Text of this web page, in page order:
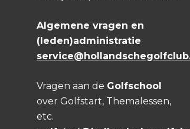
Algemene vragen en
(leden)administratie
Vragen aan de Golfschool
over Golfstart, Themalessen,
etc.